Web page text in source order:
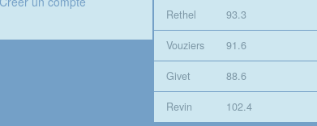
Rethel 93.3
Vouziers 91.6
Givet 88.6
Revin 102.4